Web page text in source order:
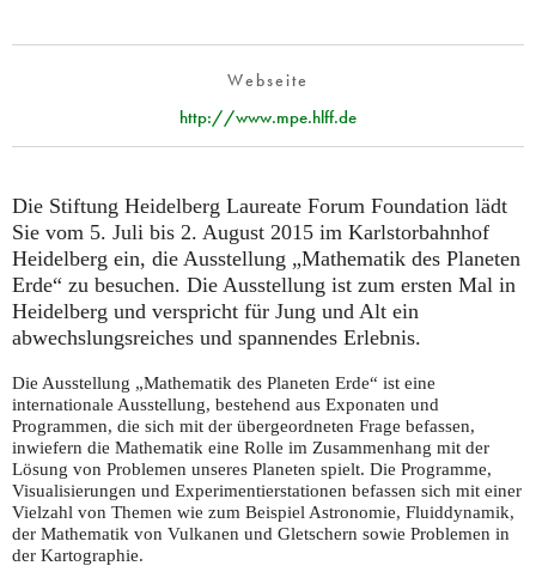
Webseite
http://www.mpe.hlff.de
Die Stiftung Heidelberg Laureate Forum Foundation lädt
Sie vom 5. Juli bis 2. August 2015 im Karlstorbahnhof
Heidelberg ein, die Ausstellung „Mathematik des Planeten
Erde“ zu besuchen. Die Ausstellung ist zum ersten Mal in
Heidelberg und verspricht für Jung und Alt ein
abwechslungsreiches und spannendes Erlebnis.
Die Ausstellung „Mathematik des Planeten Erde“ ist eine
internationale Ausstellung, bestehend aus Exponaten und
Programmen, die sich mit der übergeordneten Frage befassen,
inwiefern die Mathematik eine Rolle im Zusammenhang mit der
Lösung von Problemen unseres Planeten spielt. Die Programme,
Visualisierungen und Experimentierstationen befassen sich mit einer
Vielzahl von Themen wie zum Beispiel Astronomie, Fluiddynamik,
der Mathematik von Vulkanen und Gletschern sowie Problemen in
der Kartographie.